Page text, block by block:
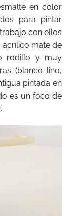
en color
para pintar
con ellos
acrílico mate de
y muy
(blanco lino,
pintada en
es un foco de